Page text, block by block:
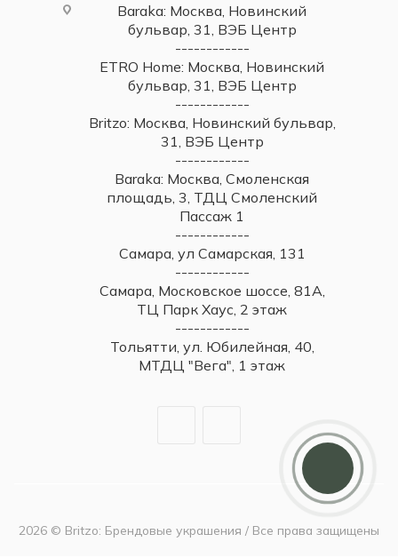
Baraka: Москва, Новинский
бульвар, 31, ВЭБ Центр
------------
ETRO Home: Москва, Новинский
бульвар, 31, ВЭБ Центр
------------
Britzo: Москва, Новинский бульвар,
31, ВЭБ Центр
------------
Baraka: Москва, Смоленская
площадь, 3, ТДЦ Смоленский
Пассаж 1
------------
Самара, ул Самарская, 131
------------
Самара, Московское шоссе, 81А,
ТЦ Парк Хаус, 2 этаж
------------
Тольятти, ул. Юбилейная, 40,
МТДЦ "Вега", 1 этаж
2026 © Britzo: Брендовые украшения / Все права защищены